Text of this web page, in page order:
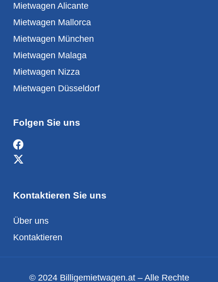
Mietwagen Alicante
Mietwagen Mallorca
Mietwagen München
Mietwagen Malaga
Mietwagen Nizza
Mietwagen Düsseldorf
Folgen Sie uns
Kontaktieren Sie uns
Über uns
Kontaktieren
© 2024 Billigemietwagen.at – Alle Rechte